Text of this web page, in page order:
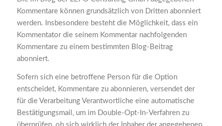
Kommentare können grundsätzlich von Dritten abonniert
werden. Insbesondere besteht die Möglichkeit, dass ein
Kommentator die seinem Kommentar nachfolgenden
Kommentare zu einem bestimmten Blog-Beitrag
abonniert.
Sofern sich eine betroffene Person für die Option
entscheidet, Kommentare zu abonnieren, versendet der
für die Verarbeitung Verantwortliche eine automatische
Bestätigungsmail, um im Double-Opt-In-Verfahren zu
überprüfen, ob sich wirklich der Inhaber der angegebenen